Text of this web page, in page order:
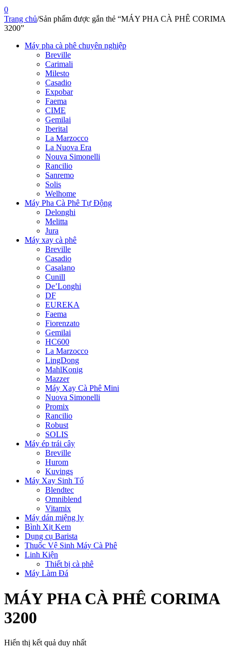
0
Trang chủ/Sản phẩm được gắn thẻ “MÁY PHA CÀ PHÊ CORIMA
3200”
Máy pha cà phê chuyên nghiệp
Breville
Carimali
Milesto
Casadio
Expobar
Faema
CIME
Gemilai
Iberital
La Marzocco
La Nuova Era
Nouva Simonelli
Rancilio
Sanremo
Solis
Welhome
Máy Pha Cà Phê Tự Động
Delonghi
Melitta
Jura
Máy xay cà phê
Breville
Casadio
Casalano
Cunill
De’Longhi
DF
EUREKA
Faema
Fiorenzato
Gemilai
HC600
La Marzocco
LingDong
MahlKonig
Mazzer
Máy Xay Cà Phê Mini
Nuova Simonelli
Promix
Rancilio
Robust
SOLIS
Máy ép trái cây
Breville
Hurom
Kuvings
Máy Xay Sinh Tố
Blendtec
Omniblend
Vitamix
Máy dán miệng ly
Bình Xịt Kem
Dụng cụ Barista
Thuốc Vệ Sinh Máy Cà Phê
Linh Kiện
Thiết bị cà phê
Máy Làm Đá
MÁY PHA CÀ PHÊ CORIMA
3200
Hiển thị kết quả duy nhất